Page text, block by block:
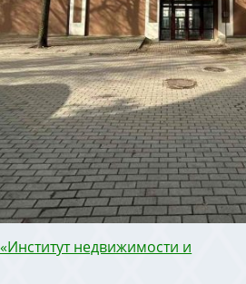
недвижимости и